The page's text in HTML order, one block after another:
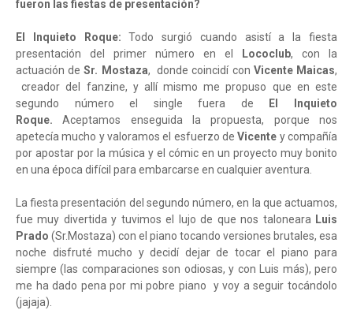
fueron las fiestas de presentación?
El Inquieto Roque:Todo surgió cuando asistí a la fiesta
presentación del primer número en el
Lococlub, con la
actuación de Sr. Mostaza, donde coincidí con Vicente Maicas,
creador del fanzine, y allí mismo me propuso que en este
segundo número el single fuera de
El Inquieto
Roque. Aceptamos enseguida la propuesta, porque nos
apetecía mucho y valoramos el esfuerzo deVicente y compañía
por apostar por la música y el cómic en un proyecto muy bonito
en una época difícil para embarcarse en cualquier aventura.
La fiesta presentación del segundo número, en la que actuamos,
fue muy divertida y tuvimos el lujo de que nos taloneara Luis
Prado (Sr.Mostaza) con el piano tocando versiones brutales, esa
noche disfruté mucho y decidí dejar de tocar el piano para
siempre (las comparaciones son odiosas, y con Luis más), pero
me ha dado pena por mi pobre piano y voy a seguir tocándolo
(jajaja).